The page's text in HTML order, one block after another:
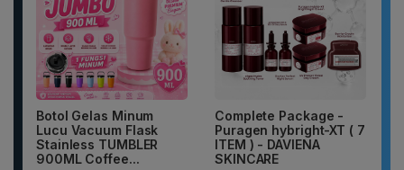
Botol Gelas Minum
Lucu Vacuum Flask
Stainless TUMBLER
900ML Coffee...
Complete Package -
Puragen hybright-XT ( 7
ITEM ) - DAVIENA
SKINCARE